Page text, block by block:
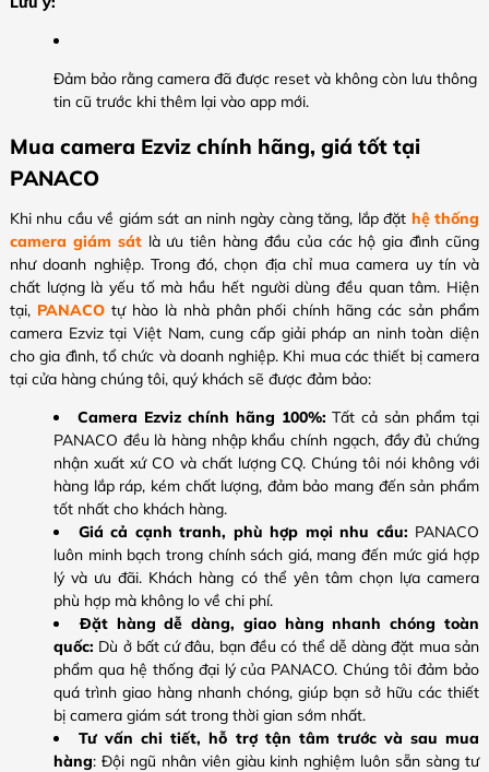
Đảm bảo rằng camera đã được reset và không còn lưu thông
tin cũ trước khi thêm lại vào app mới.
Mua camera Ezviz chính hãng, giá tốt tại
PANACO
Khi nhu cầu về giám sát an ninh ngày càng tăng, lắp đặt hệ thống
camera giám sátlà ưu tiên hàng đầu của các hộ gia đình cũng
như doanh nghiệp. Trong đó, chọn địa chỉ mua camera uy tín và
chất lượng là yếu tố mà hầu hết người dùng đều quan tâm. Hiện
tại, PANACOtự hào là nhà phân phối chính hãng các sản phẩm
camera Ezviz tại Việt Nam, cung cấp giải pháp an ninh toàn diện
cho gia đình, tổ chức và doanh nghiệp. Khi mua các thiết bị camera
tại cửa hàng chúng tôi, quý khách sẽ được đảm bảo:
Camera Ezviz chính hãng 100%:Tất cả sản phẩm tại
PANACO đều là hàng nhập khẩu chính ngạch, đầy đủ chứng
nhận xuất xứ CO và chất lượng CQ. Chúng tôi nói không với
hàng lắp ráp, kém chất lượng, đảm bảo mang đến sản phẩm
tốt nhất cho khách hàng.
Giá cả cạnh tranh, phù hợp mọi nhu cầu: PANACO
luôn minh bạch trong chính sách giá, mang đến mức giá hợp
lý và ưu đãi. Khách hàng có thể yên tâm chọn lựa camera
phù hợp mà không lo về chi phí.
Đặt hàng dễ dàng, giao hàng nhanh chóng toàn
quốc: Dù ở bất cứ đâu, bạn đều có thể dễ dàng đặt mua sản
phẩm qua hệ thống đại lý của PANACO. Chúng tôi đảm bảo
quá trình giao hàng nhanh chóng, giúp bạn sở hữu các thiết
bị camera giám sát trong thời gian sớm nhất.
Tư vấn chi tiết, hỗ trợ tận tâm trước và sau mua
hàng: Đội ngũ nhân viên giàu kinh nghiệm luôn sẵn sàng tư